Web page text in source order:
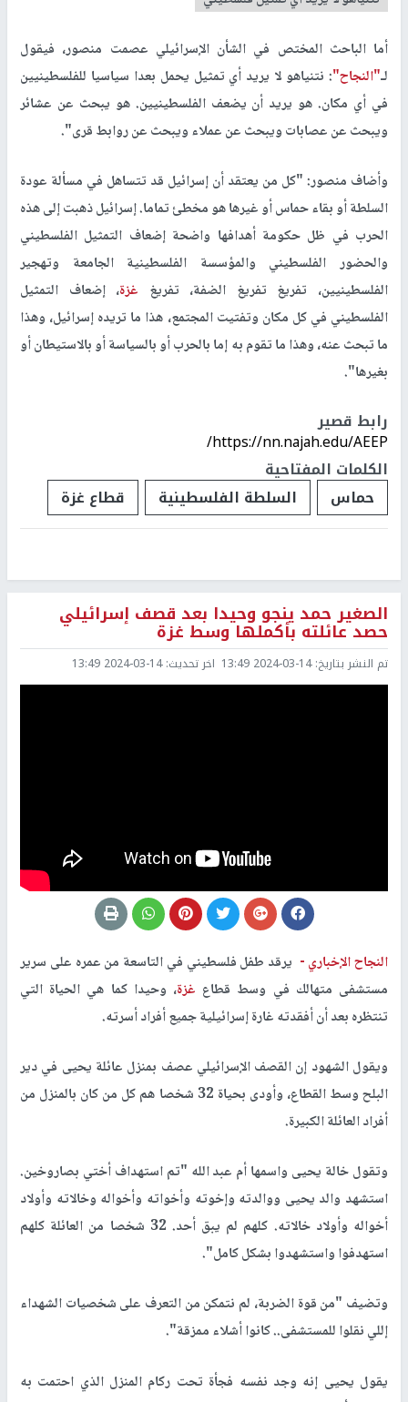
أما الباحث المختص في الشأن الإسرائيلي عصمت منصور، فيقول
لـ"النجاح": نتنياهو لا يريد أي تمثيل يحمل بعدا سياسيا للفلسطينيين
في أي مكان. هو يريد أن يضعف الفلسطينيين. هو يبحث عن عشائر
ويبحث عن عصابات ويبحث عن عملاء ويبحث عن روابط قرى".
وأضاف منصور: "كل من يعتقد أن إسرائيل قد تتساهل في مسألة عودة
السلطة أو بقاء حماس أو غيرها هو مخطئ تماما. إسرائيل ذهبت إلى هذه
الحرب في ظل حكومة أهدافها واضحة إضعاف التمثيل الفلسطيني
والحضور الفلسطيني والمؤسسة الفلسطينية الجامعة وتهجير
الفلسطينيين، تفريغ تفريغ الضفة، تفريغ غزة، إضعاف التمثيل
الفلسطيني في كل مكان وتفتيت المجتمع، هذا ما تريده إسرائيل، وهذا
ما تبحث عنه، وهذا ما تقوم به إما بالحرب أو بالسياسة أو بالاستيطان أو
بغيرها".
رابط قصير
https://nn.najah.edu/AEEP/
الكلمات المفتاحية
حماس
السلطة الفلسطينية قطاع غزة
الصغير حمد ينجو وحيدا بعد قصف إسرائيلي
حصد عائلته بأكملها وسط غزة
تم النشر بتاريخ:2024-03-14 13:49 اخر تحديث:2024-03-14 13:49
النجاح الإخباري - يرقد طفل فلسطيني في التاسعة من عمره على سرير
مستشفى متهالك في وسط قطاع غزة، وحيدا كما هي الحياة التي
تنتظره بعد أن أفقدته غارة إسرائيلية جميع أفراد أسرته.
ويقول الشهود إن القصف الإسرائيلي عصف بمنزل عائلة يحيى في دير
البلح وسط القطاع، وأودى بحياة 32 شخصا هم كل من كان بالمنزل من
أفراد العائلة الكبيرة.
وتقول خالة يحيى واسمها أم عبد الله "تم استهداف أختي بصاروخين.
استشهد والد يحيى ووالدته وإخوته وأخواته وأخواله وخالاته وأولاد
أخواله وأولاد خالاته. كلهم لم يبق أحد. 32 شخصا من العائلة كلهم
استهدفوا واستشهدوا بشكل كامل".
وتضيف "من قوة الضربة، لم نتمكن من التعرف على شخصيات الشهداء
إللي نقلوا للمستشفى.. كانوا أشلاء ممزقة".
يقول يحيى إنه وجد نفسه فجأة تحت ركام المنزل الذي احتمت به